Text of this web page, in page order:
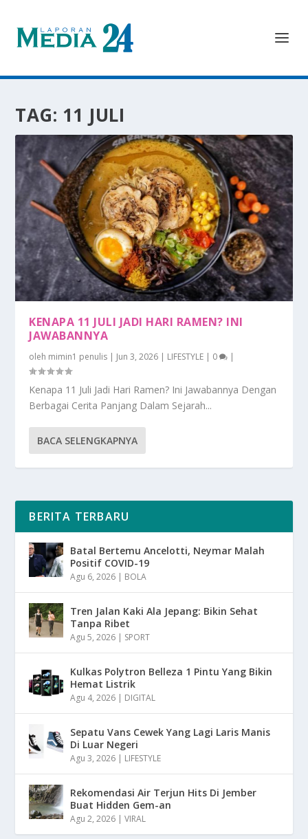
TAG: 11 JULI
KENAPA 11 JULI JADI HARI RAMEN? INI
JAWABANNYA
oleh mimin1 penulis | Jun 3, 2026 | LIFESTYLE | 0 |
Kenapa 11 Juli Jadi Hari Ramen? Ini Jawabannya Dengan
Berbagai Cerita Panjang Dalam Sejarah...
BACA SELENGKAPNYA
BERITA TERBARU
Batal Bertemu Ancelotti, Neymar Malah
Positif COVID-19
Agu 6, 2026 | BOLA
Tren Jalan Kaki Ala Jepang: Bikin Sehat
Tanpa Ribet
Agu 5, 2026 | SPORT
Kulkas Polytron Belleza 1 Pintu Yang Bikin
Hemat Listrik
Agu 4, 2026 | DIGITAL
Sepatu Vans Cewek Yang Lagi Laris Manis
Di Luar Negeri
Agu 3, 2026 | LIFESTYLE
Rekomendasi Air Terjun Hits Di Jember
Buat Hidden Gem-an
Agu 2, 2026 |VIRAL